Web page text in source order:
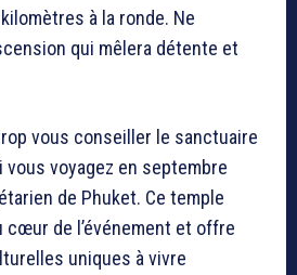
à la ronde. Ne
qui mêlera détente et
vous conseiller le sanctuaire
voyagez en septembre
de Phuket. Ce temple
cœur de l’événement et offre
uniques à vivre